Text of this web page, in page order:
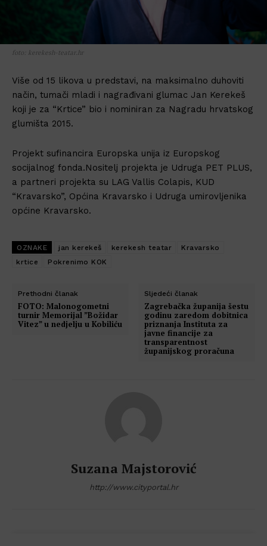
foto: kerekesh-teatar.hr
Više od 15 likova u predstavi, na maksimalno duhoviti
način, tumači mladi i nagrađivani glumac Jan Kerekeš
koji je za “Krtice” bio i nominiran za Nagradu hrvatskog
glumišta 2015.
Projekt sufinancira Europska unija iz Europskog
socijalnog fonda.Nositelj projekta je Udruga PET PLUS,
a partneri projekta su LAG Vallis Colapis, KUD
“Kravarsko”, Općina Kravarsko i Udruga umirovljenika
općine Kravarsko.
OZNAKE jan kerekeš kerekesh teatar
Kravarsko
krtice
Pokrenimo KOK
Prethodni članak
FOTO: Malonogometni
turnir Memorijal ”Božidar
Vitez” u nedjelju u Kobiliću
Sljedeći članak
Zagrebačka županija šestu
godinu zaredom dobitnica
priznanja Instituta za
javne financije za
transparentnost
županijskog proračuna
Suzana Majstorović
http://www.cityportal.hr